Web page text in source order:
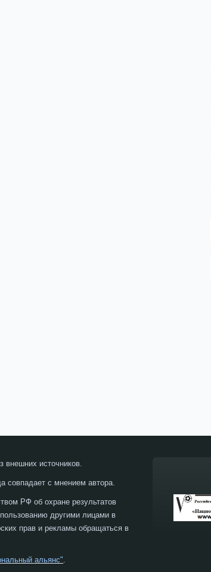
внешних источников.
совпадает с мнением автора.
РФ об охране результатов
другими лицами в
прав и рекламы обращаться в
альянс".